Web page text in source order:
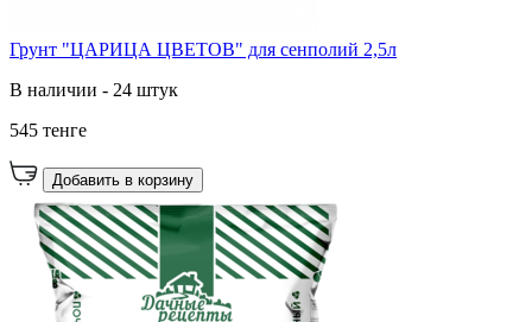
Грунт "ЦАРИЦА ЦВЕТОВ" для сенполий 2,5л
В наличии - 24 штук
545 тенге
Добавить в корзину